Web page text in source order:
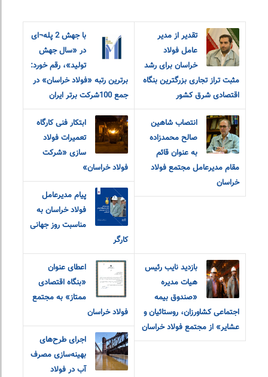
تقدیر از مدیر
عامل فولاد
خراسان برای رشد
مثبت تراز تجاری بزرگترین بنگاه
اقتصادی شرق کشور
با جهش 2 پله¬ای
در «سال جهش
تولید»، رقم خورد:
برترین رتبه «فولاد خراسان» در
جمع 100شرکت برتر ایران
انتصاب شاهین
صالح محمدزاده
به عنوان قائم
مقام مدیرعامل مجتمع فولاد
خراسان
ابتکار فنی کارگاه
تعمیرات فولاد
سازی «شرکت
فولاد خراسان»
پیام مدیرعامل
فولاد خراسان به
مناسبت روز جهانی
کارگر
بازدید نایب رئیس
هیات مدیره
«صندوق بیمه
اجتماعی کشاورزان، روستائیان و
عشایر» از مجتمع فولاد خراسان
اعطای عنوان
«بنگاه اقتصادی
ممتاز» به مجتمع
فولاد خراسان
اجرای طرح‌های
بهینه‌سازی مصرف
آب در فولاد